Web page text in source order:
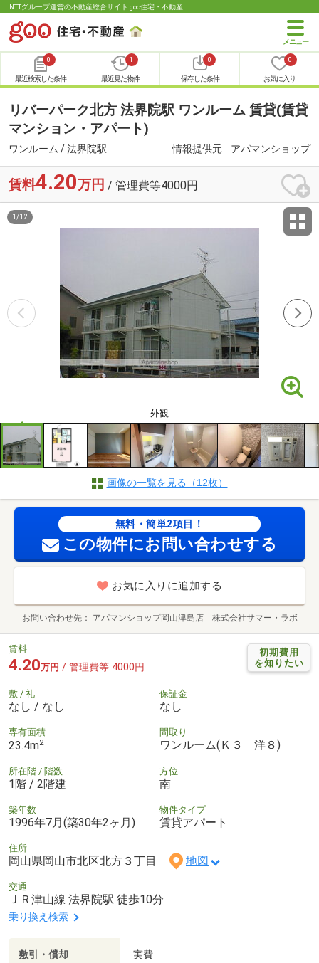
NTTグループ運営の不動産総合サイト goo住宅・不動産
0
最近検索した条件
1
最近見た物件
0
保存した条件
0
お気に入り
リバーパーク北方 法界院駅 ワンルーム 賃貸(賃貸
マンション・アパート)
ワンルーム / 法界院駅 情報提供元 アパマンショップ
賃料4.20万円 / 管理費等4000円
外観
1 /12
画像の一覧を見る（12枚）
無料・簡単2項目！
この物件にお問い合わせする
お気に入りに追加する
お問い合わせ先 アパマンショップ岡山津島店 株式会社サマー・ラボ
初期費用
を知りたい
賃料
4.20万円 / 管理費等 4000円
敷 / 礼
なし / なし
保証金
なし
専有面積
23.4m2
間取り
ワンルーム(Ｋ３ 洋８)
所在階 / 階数
1階 / 2階建
方位
南
築年数
1996年7月(築30年2ヶ月)
物件タイプ
賃貸アパート
住所
岡山県岡山市北区北方３丁目 地図
交通
ＪＲ津山線 法界院駅 徒歩10分
乗り換え検索
敷引・償却 実費